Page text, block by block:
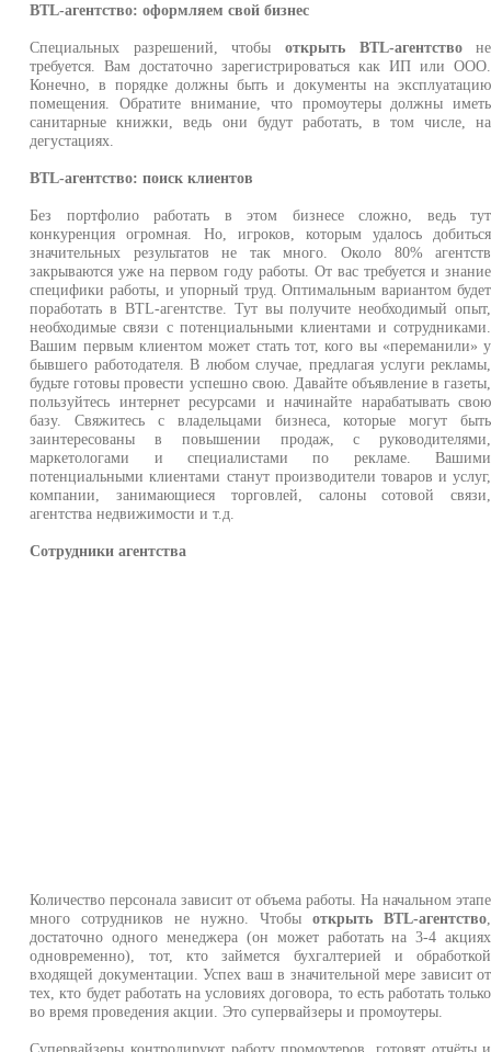
BTL-агентство: оформляем свой бизнес
Специальных разрешений, чтобыоткрыть BTL-агентствоне
требуется. Вам достаточно зарегистрироваться как ИП или ООО.
Конечно, в порядке должны быть и документы на эксплуатацию
помещения. Обратите внимание, что промоутеры должны иметь
санитарные книжки, ведь они будут работать, в том числе, на
дегустациях.
BTL-агентство: поиск клиентов
Без портфолио работать в этом бизнесе сложно, ведь тут
конкуренция огромная. Но, игроков, которым удалось добиться
значительных результатов не так много. Около 80% агентств
закрываются уже на первом году работы. От вас требуется и знание
специфики работы, и упорный труд. Оптимальным вариантом будет
поработать в BTL-агентстве. Тут вы получите необходимый опыт,
необходимые связи с потенциальными клиентами и сотрудниками.
Вашим первым клиентом может стать тот, кого вы «переманили» у
бывшего работодателя. В любом случае, предлагая услуги рекламы,
будьте готовы провести успешно свою. Давайте объявление в газеты,
пользуйтесь интернет ресурсами и начинайте нарабатывать свою
базу. Свяжитесь с владельцами бизнеса, которые могут быть
заинтересованы в повышении продаж, с руководителями,
маркетологами и специалистами по рекламе. Вашими
потенциальными клиентами станут производители товаров и услуг,
компании, занимающиеся торговлей, салоны сотовой связи,
агентства недвижимости и т.д.
Сотрудники агентства
Количество персонала зависит от объема работы. На начальном этапе
много сотрудников не нужно. Чтобыоткрыть BTL-агентство
достаточно одного менеджера (он может работать на 3-4 акциях
одновременно), тот, кто займется бухгалтерией и обработкой
входящей документации. Успех ваш в значительной мере зависит от
тех, кто будет работать на условиях договора, то есть работать только
во время проведения акции. Это супервайзеры и промоутеры.